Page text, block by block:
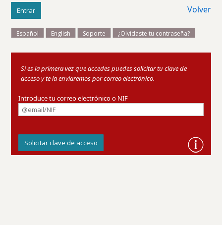
Volver
Si es la primera vez que accedes puedes solicitar tu clave de
acceso y te la enviaremos por correo electrónico.
Introduce tu correo electrónico o NIF